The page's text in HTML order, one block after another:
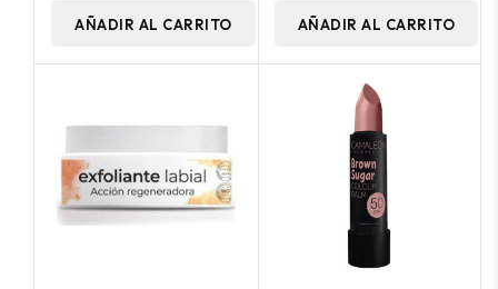
AÑADIR AL CARRITO AÑADIR AL CARRITO